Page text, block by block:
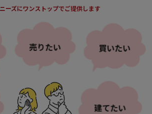
ーズにワンストップでご提供します
買いたい
売りたい
建てたい